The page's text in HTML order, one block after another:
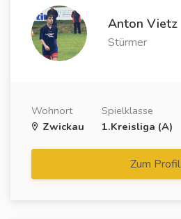
Anton Vietz
Stürmer
Wohnort
Zwickau
Spielklasse
1.Kreisliga (A)
Zum Profil